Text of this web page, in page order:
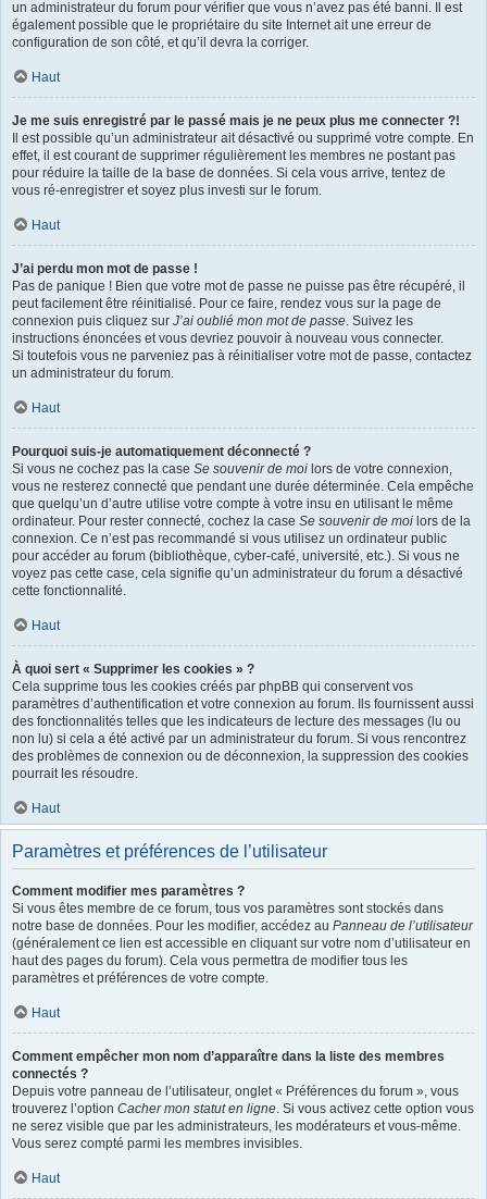
un administrateur du forum pour vérifier que vous n’avez pas été banni. Il est
également possible que le propriétaire du site Internet ait une erreur de
configuration de son côté, et qu’il devra la corriger.
Haut
Je me suis enregistré par le passé mais je ne peux plus me connecter ?!
Il est possible qu’un administrateur ait désactivé ou supprimé votre compte. En
effet, il est courant de supprimer régulièrement les membres ne postant pas
pour réduire la taille de la base de données. Si cela vous arrive, tentez de
vous ré-enregistrer et soyez plus investi sur le forum.
Haut
J’ai perdu mon mot de passe !
Pas de panique ! Bien que votre mot de passe ne puisse pas être récupéré, il
peut facilement être réinitialisé. Pour ce faire, rendez vous sur la page de
connexion puis cliquez sur J’ai oublié mon mot de passe. Suivez les
instructions énoncées et vous devriez pouvoir à nouveau vous connecter.
Si toutefois vous ne parveniez pas à réinitialiser votre mot de passe, contactez
un administrateur du forum.
Haut
Pourquoi suis-je automatiquement déconnecté ?
Si vous ne cochez pas la case Se souvenir de moi lors de votre connexion,
vous ne resterez connecté que pendant une durée déterminée. Cela empêche
que quelqu’un d’autre utilise votre compte à votre insu en utilisant le même
ordinateur. Pour rester connecté, cochez la case Se souvenir de moi lors de la
connexion. Ce n’est pas recommandé si vous utilisez un ordinateur public
pour accéder au forum (bibliothèque, cyber-café, université, etc.). Si vous ne
voyez pas cette case, cela signifie qu’un administrateur du forum a désactivé
cette fonctionnalité.
Haut
À quoi sert « Supprimer les cookies » ?
Cela supprime tous les cookies créés par phpBB qui conservent vos
paramètres d’authentification et votre connexion au forum. Ils fournissent aussi
des fonctionnalités telles que les indicateurs de lecture des messages (lu ou
non lu) si cela a été activé par un administrateur du forum. Si vous rencontrez
des problèmes de connexion ou de déconnexion, la suppression des cookies
pourrait les résoudre.
Haut
Paramètres et préférences de l’utilisateur
Comment modifier mes paramètres ?
Si vous êtes membre de ce forum, tous vos paramètres sont stockés dans
notre base de données. Pour les modifier, accédez au Panneau de l’utilisateur
(généralement ce lien est accessible en cliquant sur votre nom d’utilisateur en
haut des pages du forum). Cela vous permettra de modifier tous les
paramètres et préférences de votre compte.
Haut
Comment empêcher mon nom d’apparaître dans la liste des membres
connectés ?
Depuis votre panneau de l’utilisateur, onglet « Préférences du forum », vous
trouverez l’option Cacher mon statut en ligne. Si vous activez cette option vous
ne serez visible que par les administrateurs, les modérateurs et vous-même.
Vous serez compté parmi les membres invisibles.
Haut